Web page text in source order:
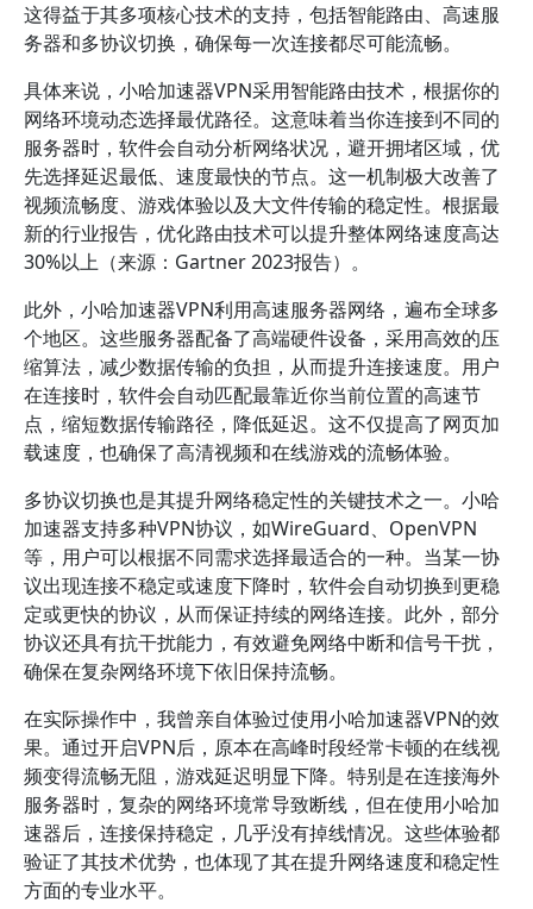
这得益于其多项核心技术的支持，包括智能路由、高速服
务器和多协议切换，确保每一次连接都尽可能流畅。
具体来说，小哈加速器VPN采用智能路由技术，根据你的
网络环境动态选择最优路径。这意味着当你连接到不同的
服务器时，软件会自动分析网络状况，避开拥堵区域，优
先选择延迟最低、速度最快的节点。这一机制极大改善了
视频流畅度、游戏体验以及大文件传输的稳定性。根据最
新的行业报告，优化路由技术可以提升整体网络速度高达
30%以上（来源：Gartner 2023报告）。
此外，小哈加速器VPN利用高速服务器网络，遍布全球多
个地区。这些服务器配备了高端硬件设备，采用高效的压
缩算法，减少数据传输的负担，从而提升连接速度。用户
在连接时，软件会自动匹配最靠近你当前位置的高速节
点，缩短数据传输路径，降低延迟。这不仅提高了网页加
载速度，也确保了高清视频和在线游戏的流畅体验。
多协议切换也是其提升网络稳定性的关键技术之一。小哈
加速器支持多种VPN协议，如WireGuard、OpenVPN
等，用户可以根据不同需求选择最适合的一种。当某一协
议出现连接不稳定或速度下降时，软件会自动切换到更稳
定或更快的协议，从而保证持续的网络连接。此外，部分
协议还具有抗干扰能力，有效避免网络中断和信号干扰，
确保在复杂网络环境下依旧保持流畅。
在实际操作中，我曾亲自体验过使用小哈加速器VPN的效
果。通过开启VPN后，原本在高峰时段经常卡顿的在线视
频变得流畅无阻，游戏延迟明显下降。特别是在连接海外
服务器时，复杂的网络环境常导致断线，但在使用小哈加
速器后，连接保持稳定，几乎没有掉线情况。这些体验都
验证了其技术优势，也体现了其在提升网络速度和稳定性
方面的专业水平。